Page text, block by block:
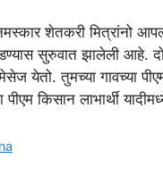
शेतकरी मित्रांनो
सुरुवात झालेली आहे.
येतो. तुमच्या गावच्या
किसान लाभार्थी